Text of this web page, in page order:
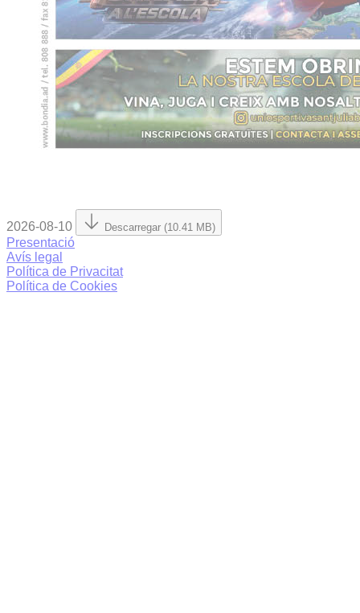
2026-08-10 Descarregar (10.41 MB)
Presentació
Avís legal
Política de Privacitat
Política de Cookies